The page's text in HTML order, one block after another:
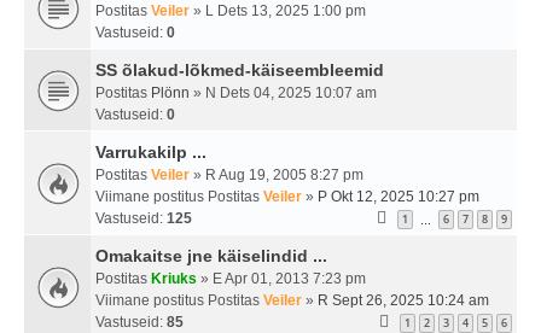
Postitas Veiler » L Dets 13, 2025 1:00 pm
Vastuseid: 0
SS õlakud-lõkmed-käiseembleemid
Postitas Plönn » N Dets 04, 2025 10:07 am
Vastuseid: 0
Varrukakilp ...
Postitas Veiler » R Aug 19, 2005 8:27 pm
Viimane postitus Postitas Veiler » P Okt 12, 2025 10:27 pm
Vastuseid: 125 1 6 7 8 9
Omakaitse jne käiselindid ...
Postitas Kriuks » E Apr 01, 2013 7:23 pm
Viimane postitus Postitas Veiler » R Sept 26, 2025 10:24 am
Vastuseid: 85 1 2 3 4 5 6